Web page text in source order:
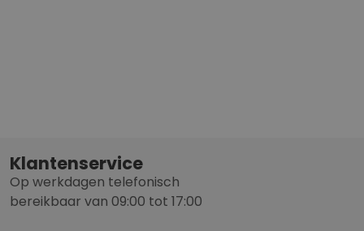
Klantenservice
Op werkdagen telefonisch
bereikbaar van 09:00 tot 17:00